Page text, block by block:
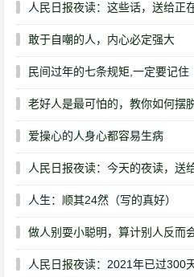
人民日报夜读：这些话，送给正
敢于自嘲的人，内心必定强大
民间过年的七条规矩,一定要记住
老好人是最可怕的，教你如何摆
爱操心的人身心都容易生病
人民日报夜读：今天的夜读，送
人生：顺其24然（写的真好）
做人别耍小聪明，算计别人反而
人民日报夜读：2021年已过300